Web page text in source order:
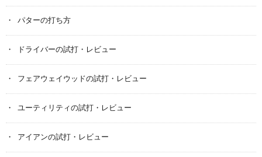
パターの打ち方
ドライバーの試打・レビュー
フェアウェイウッドの試打・レビュー
ユーティリティの試打・レビュー
アイアンの試打・レビュー